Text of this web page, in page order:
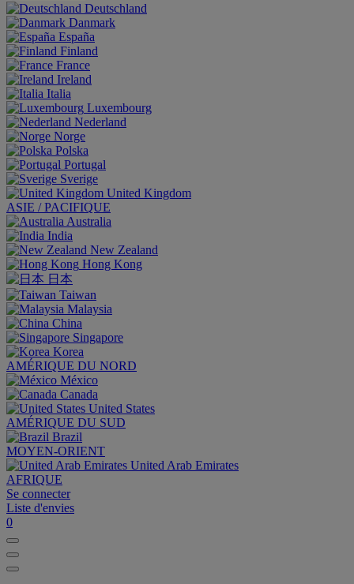
Deutschland
Danmark
España
Finland
France
Ireland
Italia
Luxembourg
Nederland
Norge
Polska
Portugal
Sverige
United Kingdom
ASIE / PACIFIQUE
Australia
India
New Zealand
Hong Kong
日本
Taiwan
Malaysia
China
Singapore
Korea
AMÉRIQUE DU NORD
México
Canada
United States
AMÉRIQUE DU SUD
Brazil
MOYEN-ORIENT
United Arab Emirates
AFRIQUE
Se connecter
Liste d'envies
0